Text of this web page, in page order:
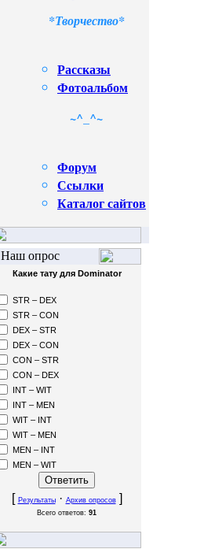
*Творчество*
Рассказы
Фотоальбом
~^_^~
Форум
Сcылки
Каталог сайтов
Наш опрос
Какие тату для Dominator
STR – DEX
STR – CON
DEX – STR
DEX – CON
CON – STR
CON – DEX
INT – WIT
INT – MEN
WIT – INT
WIT – MEN
MEN – INT
MEN – WIT
[ Результаты· Архив опросов]
Всего ответов: 91